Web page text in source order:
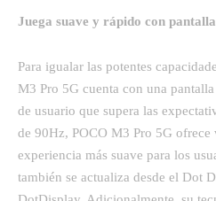
Juega suave y rápido con
Para igualar las potentes
M3 Pro 5G cuenta con una
de usuario que supera las
de 90Hz, POCO M3 Pro 5G ofrece
experiencia más suave para los
también se actualiza desde el Dot